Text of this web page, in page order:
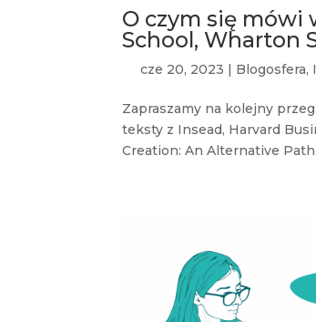
O czym się mówi
School, Wharton
cze 20, 2023 | Blogosfera,
Zapraszamy na kolejny
teksty z Insead, Harvard
Creation: An Alternative